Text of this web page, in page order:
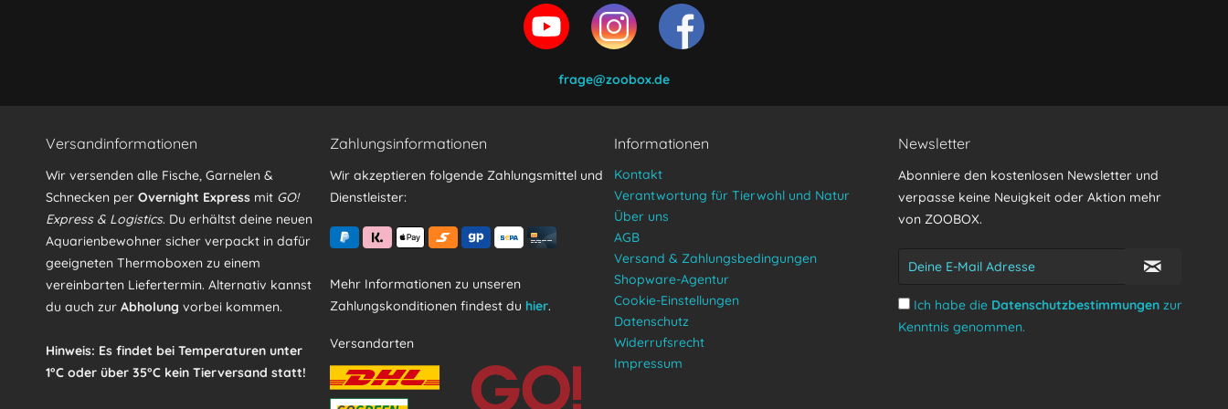
frage@zoobox.de
Versandinformationen
Wir versenden alle Fische, Garnelen &
Schnecken per Overnight Express mit GO!
Express & Logistics. Du erhältst deine neuen
Aquarienbewohner sicher verpackt in dafür
geeigneten Thermoboxen zu einem
vereinbarten Liefertermin. Alternativ kannst
du auch zur Abholung vorbei kommen.
Hinweis: Es findet bei Temperaturen unter
1°C oder über 35°C kein Tierversand statt!
Zahlungsinformationen
Wir akzeptieren folgende Zahlungsmittel und
Dienstleister:
Mehr Informationen zu unseren
Zahlungskonditionen findest du hier.
Versandarten
Informationen
Kontakt
Verantwortung für Tierwohl und Natur
Über uns
AGB
Versand & Zahlungsbedingungen
Shopware-Agentur
Cookie-Einstellungen
Datenschutz
Widerrufsrecht
Impressum
Newsletter
Abonniere den kostenlosen Newsletter und
verpasse keine Neuigkeit oder Aktion mehr
von ZOOBOX.
Ich habe die Datenschutzbestimmungen zur
Kenntnis genommen.